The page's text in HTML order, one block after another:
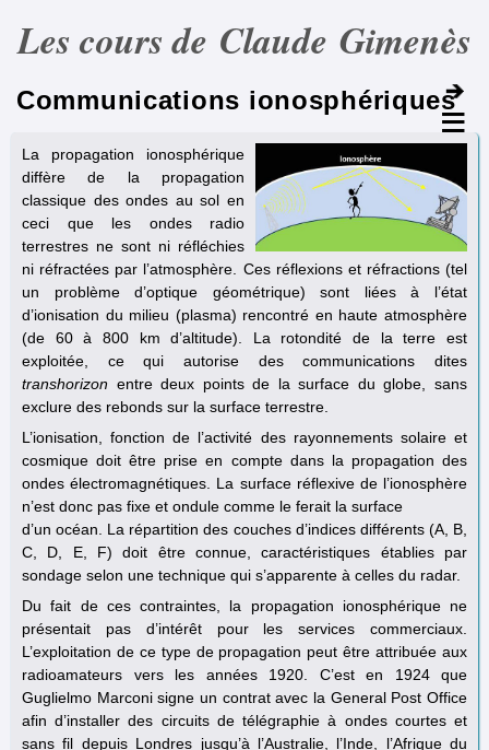
Les cours de Claude Gimenès
Communications ionosphériques
La propagation ionosphérique
diffère de la propagation
classique des ondes au sol en
ceci que les ondes radio
terrestres ne sont ni réfléchies
ni réfractées par l’atmosphère. Ces réflexions et réfractions (tel
un problème d’optique géométrique) sont liées à l’état
d’ionisation du milieu (plasma) rencontré en haute atmosphère
(de 60 à 800 km d’altitude). La rotondité de la terre est
exploitée, ce qui autorise des communications dites
transhorizon entre deux points de la surface du globe, sans
exclure des rebonds sur la surface terrestre.
L’ionisation, fonction de l’activité des rayonnements solaire et
cosmique doit être prise en compte dans la propagation des
ondes électromagnétiques. La surface réflexive de l’ionosphère
n’est donc pas fixe et ondule comme le ferait la surface
d’un océan. La répartition des couches d’indices différents (A, B,
C, D, E, F) doit être connue, caractéristiques établies par
sondage selon une technique qui s’apparente à celles du radar.
Du fait de ces contraintes, la propagation ionosphérique ne
présentait pas d’intérêt pour les services commerciaux.
L’exploitation de ce type de propagation peut être attribuée aux
radioamateurs vers les années 1920. C’est en 1924 que
Guglielmo Marconi signe un contrat avec la General Post Office
afin d’installer des circuits de télégraphie à ondes courtes et
sans fil depuis Londres jusqu’à l’Australie, l’Inde, l’Afrique du